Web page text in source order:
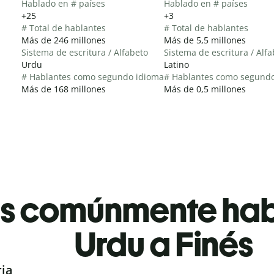
Hablado en # países
+25
# Total de hablantes
Más de 246 millones
Sistema de escritura / Alfabeto
Urdu
# Hablantes como segundo idioma
Más de 168 millones
Hablado en # países
+3
# Total de hablantes
Más de 5,5 millones
Sistema de escritura /
Latino
# Hablantes como
Más de 0,5 millones
comúnmente
Urdu a Finés